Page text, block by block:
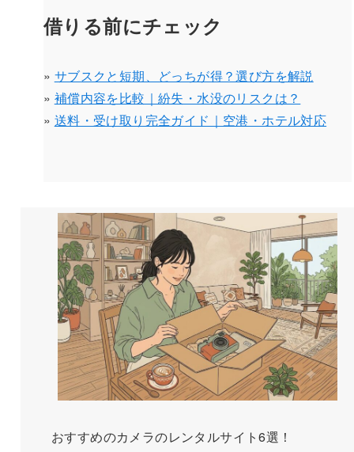
借りる前にチェック
» サブスクと短期、どっちが得？選び方を解説
» 補償内容を比較｜紛失・水没のリスクは？
» 送料・受け取り完全ガイド｜空港・ホテル対応
おすすめのカメラのレンタルサイト6選！